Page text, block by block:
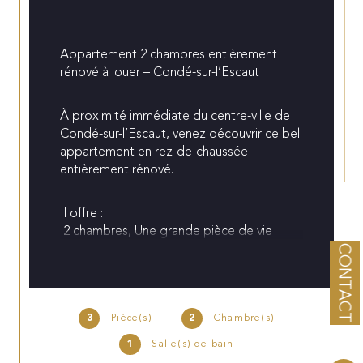
CONTACT
3 Pièce(s) 2
Chambre(s)
1
Salle(s) de bain
Appartement 2 chambres entièrement
rénové à louer – Condé-sur-l’Escaut
À proximité immédiate du centre-ville de
Condé-sur-l’Escaut, venez découvrir ce bel
appartement en rez-de-chaussée
entièrement rénové.
Il offre :
Chauffage par pompes à chaleur pour un